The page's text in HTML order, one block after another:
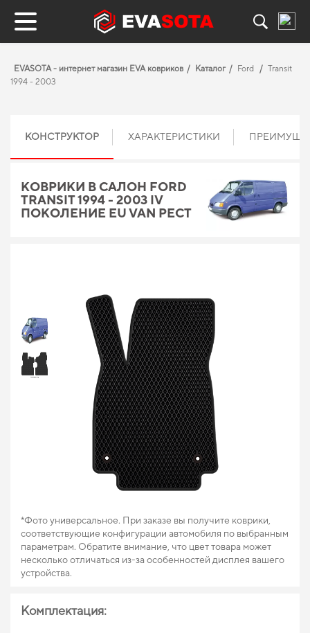
EVASOTA - интернет магазин EVA ковриков Каталог Ford
Transit
1994 - 2003
КОНСТРУКТОР ХАРАКТЕРИСТИКИ
КОВРИКИ В САЛОН FORD
TRANSIT 1994 - 2003 IV
ПОКОЛЕНИЕ EU VAN РЕСТ
*Фото универсальное. При заказе вы получите коврики,
соответствующие конфигурации автомобиля по выбранным
параметрам. Обратите внимание, что цвет товара может
несколько отличаться из-за особенностей дисплея вашего
устройства.
Комплектация: